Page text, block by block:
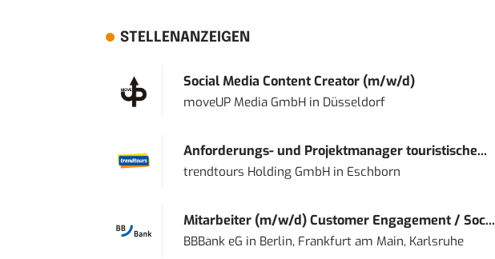
STELLENANZEIGEN
Social Media Content Creator (m/w/d)
moveUP Media GmbHin Düsseldorf
Anforderungs- und Projektmanager touristische...
trendtours Holding GmbHin Eschborn
Mitarbeiter (m/w/d) Customer Engagement / Soc...
BBBank eG in Berlin, Frankfurt am Main, Karlsruhe